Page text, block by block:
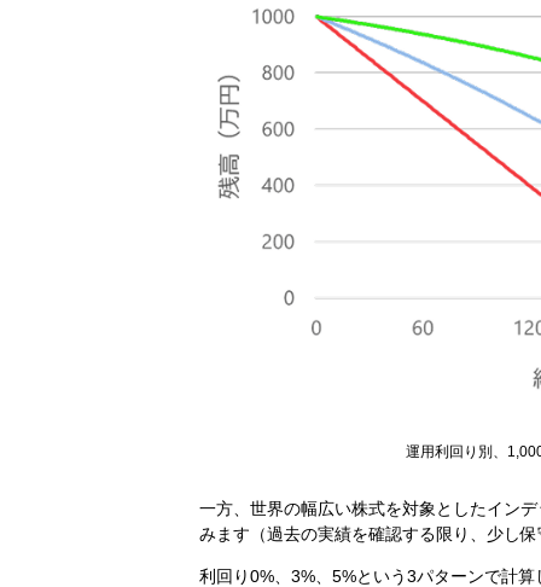
運用利回り別、
一方、世界の幅広い株式を対象としたイン
みます（過去の実績を確認する限り、少し
利回り0%、3%、5%という3パターンで計